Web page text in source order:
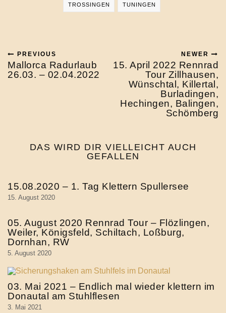
TROSSINGEN TUNINGEN
PREVIOUS
Mallorca Radurlaub
26.03. – 02.04.2022
NEWER
15. April 2022 Rennrad
Tour Zillhausen,
Wünschtal, Killertal,
Burladingen,
Hechingen, Balingen,
Schömberg
DAS WIRD DIR VIELLEICHT AUCH
GEFALLEN
15.08.2020 – 1. Tag Klettern Spullersee
15. August 2020
05. August 2020 Rennrad Tour – Flözlingen,
Weiler, Königsfeld, Schiltach, Loßburg,
Dornhan, RW
5. August 2020
03. Mai 2021 – Endlich mal wieder klettern im
Donautal am Stuhlflesen
3. Mai 2021